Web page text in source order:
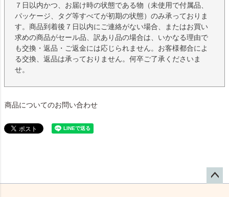
７日以内かつ、お届け時の状態である物（未使用で付属品、
パッケージ、タグ等すべてが初期の状態）のみ承っておりま
す。商品到着後７日以内にご連絡がない場合、またはお買い
求めの商品がセール品、訳あり品の場合は、いかなる理由で
も交換・返品・ご返金には応じられません。お客様都合によ
る交換、返品は承っておりません。何卒ご了承くださいま
せ。
商品についてのお問い合わせ